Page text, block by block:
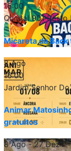
16:00
Quintal 901 Resto
Micareta da Back
8 Ago
16:00
Jardim Senhor
Animar
gratuitos
8 Ago- 27 Dez